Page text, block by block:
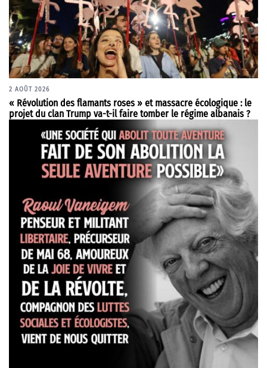
2 AOÛT 2026
« Révolution des flamants roses » et massacre écologique : le
projet du clan Trump va-t-il faire tomber le régime albanais ?